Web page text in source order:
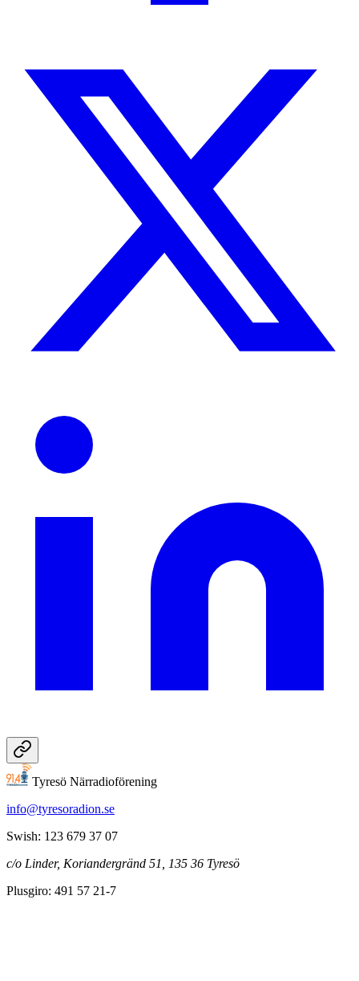
Tyresö Närradioförening
info@tyresoradion.se
Swish: 123 679 37 07
c/o Linder, Koriandergränd 51, 135 36 Tyresö
Plusgiro: 491 57 21-7